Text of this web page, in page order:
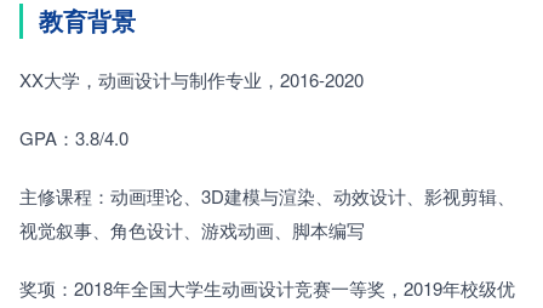
教育背景
XX大学，动画设计与制作专业，2016-2020
GPA：3.8/4.0
主修课程：动画理论、3D建模与渲染、动效设计、影视剪辑、
视觉叙事、角色设计、游戏动画、脚本编写
奖项：2018年全国大学生动画设计竞赛一等奖，2019年校级优